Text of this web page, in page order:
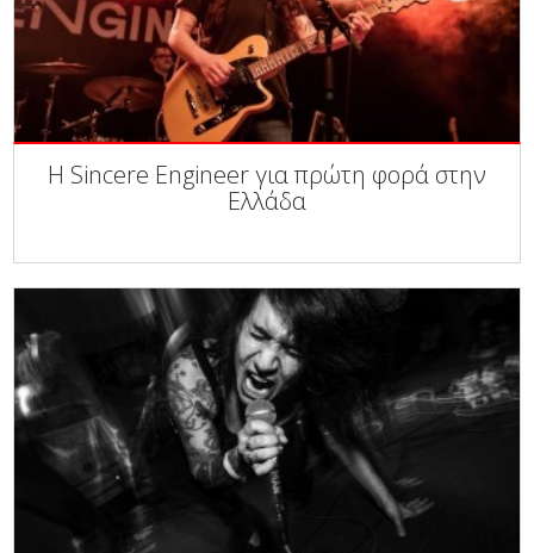
Η Sincere Engineer για πρώτη φορά στην
Ελλάδα